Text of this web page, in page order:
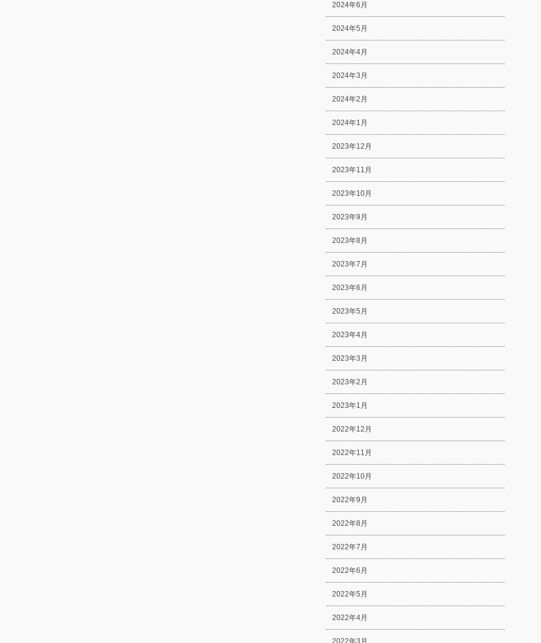
2024年6月
2024年5月
2024年4月
2024年3月
2024年2月
2024年1月
2023年12月
2023年11月
2023年10月
2023年9月
2023年8月
2023年7月
2023年6月
2023年5月
2023年4月
2023年3月
2023年2月
2023年1月
2022年12月
2022年11月
2022年10月
2022年9月
2022年8月
2022年7月
2022年6月
2022年5月
2022年4月
2022年3月